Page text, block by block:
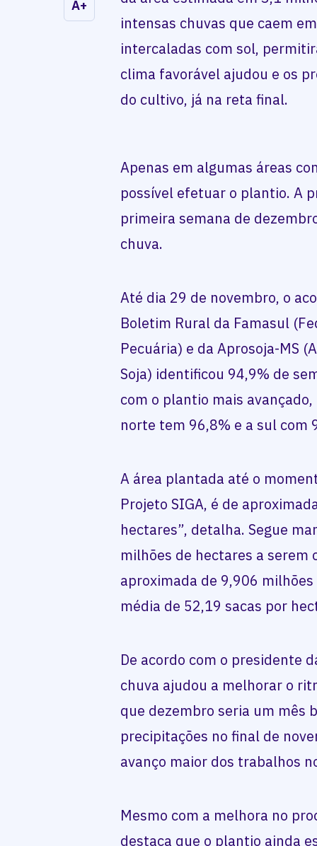
A+
intensas chuvas que caem
intercaladas com sol,
clima favorável ajudou e os
do cultivo, já na reta final.
Apenas em algumas áreas
possível efetuar o plantio. A
primeira semana de
chuva.
Até dia 29 de novembro, o
Boletim Rural da Famasul
Pecuária) e da Aprosoja-MS
Soja) identificou 94,9% de
com o plantio mais
norte tem 96,8% e a sul com
A área plantada até o
Projeto SIGA, é de
hectares”, detalha. Segue
milhões de hectares a serem
aproximada de 9,906
média de 52,19 sacas por
De acordo com o presidente
chuva ajudou a melhorar o
que dezembro seria um mês
precipitações no final de
avanço maior dos trabalhos
Mesmo com a melhora no
destaca que o plantio ainda